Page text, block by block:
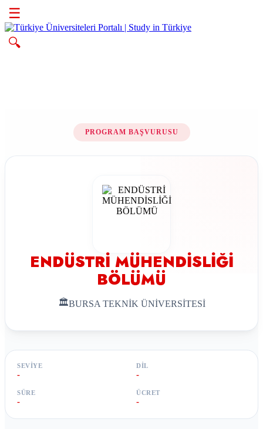
☰
🔍
PROGRAM BAŞVURUSU
ENDÜSTRİ MÜHENDİSLİĞİ
BÖLÜMÜ
🏛BURSA TEKNİK ÜNİVERSİTESİ
SEVIYE
-
DIL
-
SÜRE
-
ÜCRET
-